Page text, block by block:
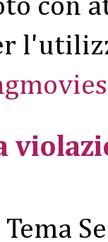
con
Tema